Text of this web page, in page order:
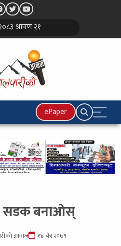
श्रावण २१
ePaper
सडक बनाओस्
आवाज १४ चैत्र २०७९